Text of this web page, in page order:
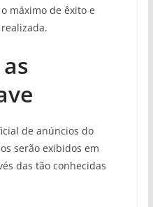
máximo de êxito e
de anúncios do
serão exibidos em
das tão conhecidas